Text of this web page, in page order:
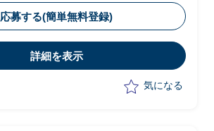
・全社統一の業務・システムを複数の工
場に一斉に導入及び展開
・生産原価領域のコンサルタントとして
以下業務を実施予定
向けたソリューションの策定
応募する(簡単無料登録)
詳細を表示
気になる